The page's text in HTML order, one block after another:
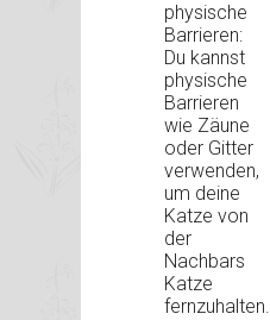
physische
Barrieren:
Du kannst
physische
Barrieren
wie Zäune
oder Gitter
verwenden,
um deine
Katze von
der
Nachbars
Katze
fernzuhalten.